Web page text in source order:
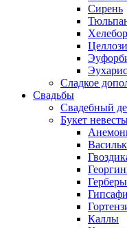
Сирень
Сладкое
Свадьбы
Свадебный
Букет
Герберы
Каллы